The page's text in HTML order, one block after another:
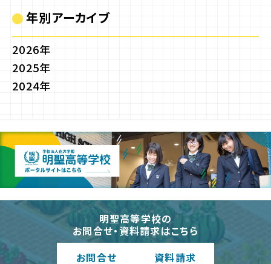
年別アーカイブ
2026年
2025年
2024年
明聖高等学校の
お問合せ・資料請求はこちら
お問合せ 資料請求